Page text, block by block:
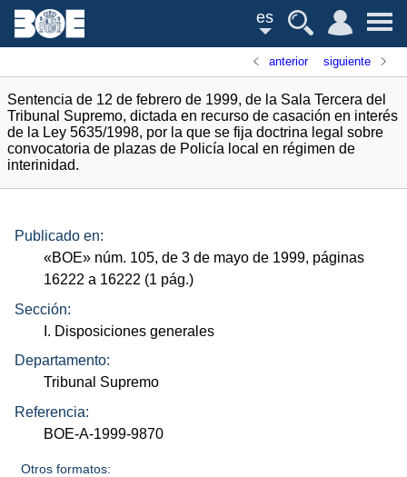
es
anterior siguiente
Sentencia de 12 de febrero de 1999, de la Sala Tercera del
Tribunal Supremo, dictada en recurso de casación en interés
de la Ley 5635/1998, por la que se fija doctrina legal sobre
convocatoria de plazas de Policía local en régimen de
interinidad.
Publicado en:
«BOE» núm. 105, de 3 de mayo de 1999, páginas
16222 a 16222 (1 pág.)
Sección:
I. Disposiciones generales
Departamento:
Tribunal Supremo
Referencia:
BOE-A-1999-9870
Otros formatos: